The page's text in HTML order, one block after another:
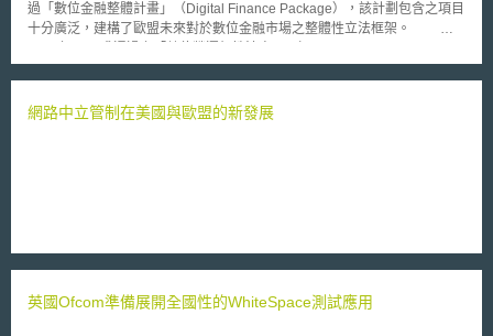
過「數位金融整體計畫」（Digital Finance Package），該計劃包含之項目
十分廣泛，建構了歐盟未來對於數位金融市場之整體性立法框架。 而
Resilience Act, DORA）便是數位金融整體計畫中之一分支，該法案預計將
限，且國家措施之不同調導致重疊、不一致、重複之要求而產生高昂之行政
網路威脅通報 （三）向主管機關通報重大營運或支付安全有關之事件
情報共享 （六）健全控管對第三方資通技術供應者之機制。 總地
網路中立管制在美國與歐盟的新發展
英國Ofcom準備展開全國性的WhiteSpace測試應用